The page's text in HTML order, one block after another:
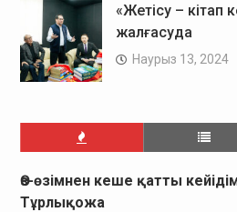
«Жетісу – кітап
жалғасуда
Наурыз 13, 2024
Өз-өзімнен кеше қатты
Тұрлықожа